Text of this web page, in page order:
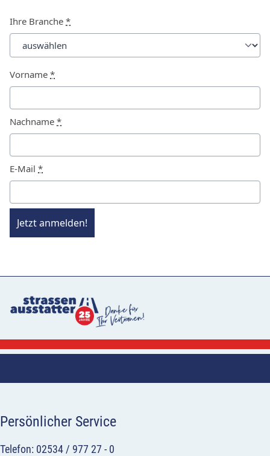
Ihre Branche *
Vorname *
Nachname *
E-Mail *
Jetzt anmelden!
Persönlicher Service
Telefon: 02534 / 977 27 - 0